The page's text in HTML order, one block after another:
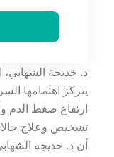
د. خديجة
يتركز اهتمامها
ارتفاع ضغط الدم
تشخيص وعلاج
أن د. خديجة